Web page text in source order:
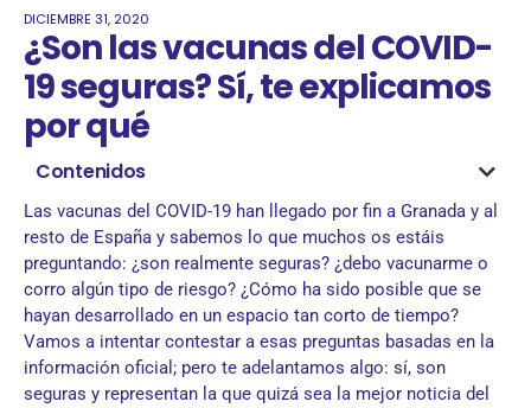
DICIEMBRE 31, 2020
¿Son las vacunas del COVID-
19 seguras? Sí, te explicamos
por qué
Contenidos
Las vacunas del COVID-19 han llegado por fin a Granada y al
resto de España y sabemos lo que muchos os estáis
preguntando: ¿son realmente seguras? ¿debo vacunarme o
corro algún tipo de riesgo? ¿Cómo ha sido posible que se
hayan desarrollado en un espacio tan corto de tiempo?
Vamos a intentar contestar a esas preguntas basadas en la
información oficial; pero te adelantamos algo: sí, son
seguras y representan la que quizá sea la mejor noticia del